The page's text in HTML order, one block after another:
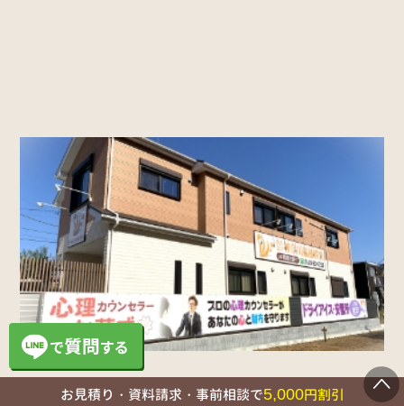
お見積り・資料請求・事前相談で5,000円割引